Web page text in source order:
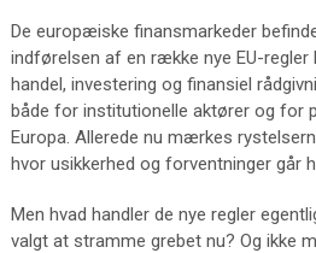
De europæiske finansmarkeder
indførelsen af en række nye EU-regler
handel, investering og finansiel
både for institutionelle aktører og for
Europa. Allerede nu mærkes
hvor usikkerhed og forventninger går
Men hvad handler de nye regler
valgt at stramme grebet nu? Og ikke